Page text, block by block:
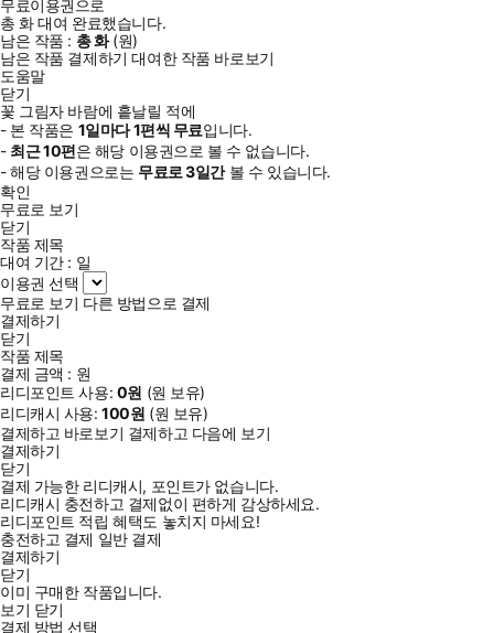
무료이용권으로
총 화대여 완료했습니다.
남은 작품 : 총화(원)
남은 작품 결제하기 대여한 작품 바로보기
도움말
닫기
꽃 그림자 바람에 흩날릴 적에
- 본 작품은 1일마다1편씩 무료입니다.
- 최근10편은 해당 이용권으로 볼 수 없습니다.
- 해당 이용권으로는 무료로3일간볼 수 있습니다.
확인
무료로 보기
닫기
작품 제목
대여 기간 : 일
이용권 선택
무료로 보기 다른 방법으로 결제
결제하기
닫기
작품 제목
결제 금액 : 원
리디포인트 사용: 0원 (원 보유)
리디캐시 사용:100원 (원 보유)
결제하고 바로보기 결제하고 다음에 보기
결제하기
닫기
결제 가능한 리디캐시, 포인트가 없습니다.
리디캐시 충전하고 결제없이 편하게 감상하세요.
리디포인트 적립 혜택도 놓치지 마세요!
충전하고 결제 일반 결제
결제하기
닫기
이미 구매한 작품입니다.
보기 닫기
결제 방법 선택